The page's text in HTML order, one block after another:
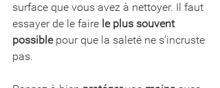
surface que vous avez à nettoyer. Il faut
essayer de le faire le plus souvent
possible pour que la saleté ne s’incruste
pas.